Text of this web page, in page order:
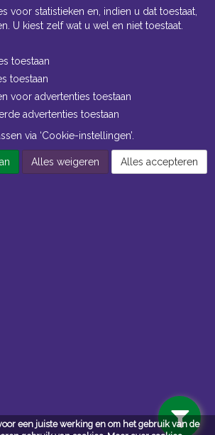
een juiste werking en om het gebruik van de
voor statistieken en, indien u dat toestaat,
U kiest zelf wat u wel en niet toestaat.
toestaan
toestaan
voor advertenties toestaan
advertenties toestaan
via ‘Cookie-instellingen’.
Alles weigeren Alles accepteren